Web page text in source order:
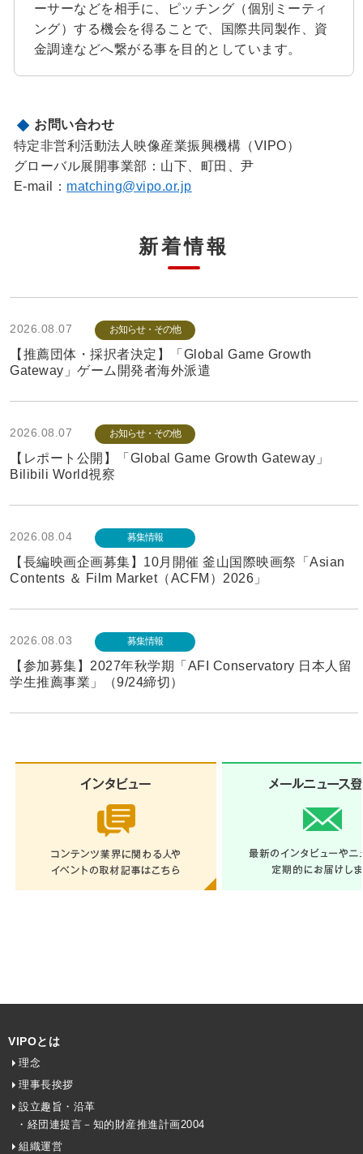
ーサーなどを相手に、ピッチング（個別ミーティ
ング）する機会を得ることで、国際共同製作、資
金調達などへ繋がる事を目的としています。
お問い合わせ
特定非営利活動法人映像産業振興機構（VIPO）
グローバル展開事業部：山下、町田、尹
E-mail： matching@vipo.or.jp
新着情報
2026.08.07 お知らせ・その他
【推薦団体・採択者決定】「Global Game Growth
Gateway」ゲーム開発者海外派遣
2026.08.07 お知らせ・その他
【レポート公開】「Global Game Growth Gateway」
Bilibili World視察
2026.08.04 募集情報
【長編映画企画募集】10月開催 釜山国際映画祭「Asian
Contents ＆ Film Market（ACFM）2026」
2026.08.03 募集情報
【参加募集】2027年秋学期「AFI Conservatory 日本人留
学生推薦事業」（9/24締切）
VIPOとは
理念
理事長挨拶
設立趣旨・沿革
・経団連提言－知的財産推進計画2004
組織運営